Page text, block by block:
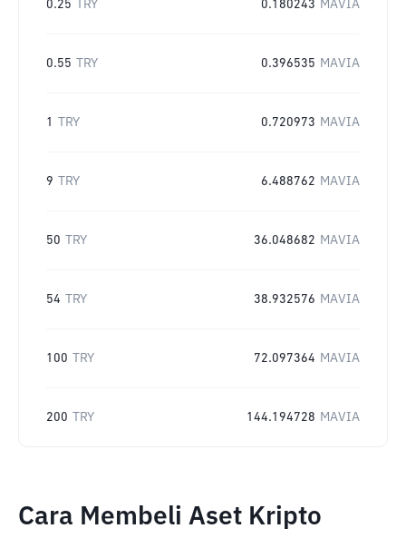
0.25 TRY 0.180243 MAVIA
0.55 TRY 0.396535 MAVIA
1 TRY 0.720973 MAVIA
9 TRY 6.488762 MAVIA
50 TRY 36.048682 MAVIA
54 TRY 38.932576 MAVIA
100 TRY 72.097364 MAVIA
200 TRY 144.194728 MAVIA
Cara Membeli Aset Kripto